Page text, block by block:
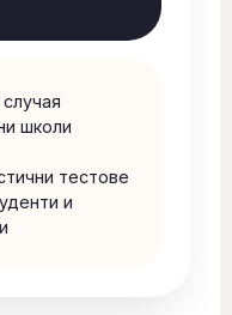
школи
тестове
и